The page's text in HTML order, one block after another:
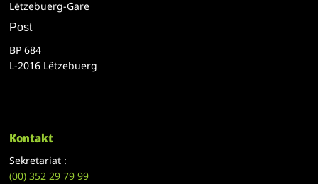
Lëtzebuerg-Gare
Post
BP 684
L-2016 Lëtzebuerg
Kontakt
Sekretariat :
(00)352 29 79 99